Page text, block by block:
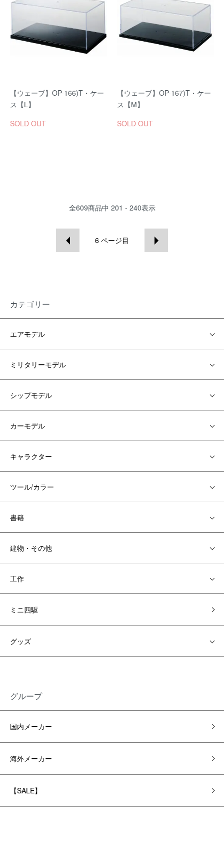
【ウェーブ】OP-166)T・ケー
ス【L】
SOLD OUT
【ウェーブ】OP-167)T・ケー
ス【M】
SOLD OUT
全609商品中 201 - 240表示
6 ページ目
カテゴリー
エアモデル
ミリタリーモデル
シップモデル
カーモデル
キャラクター
ツール/カラー
書籍
建物・その他
工作
ミニ四駆
グッズ
グループ
国内メーカー
海外メーカー
【SALE】